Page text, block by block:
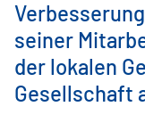
seiner
der lokalen
Gesellschaft